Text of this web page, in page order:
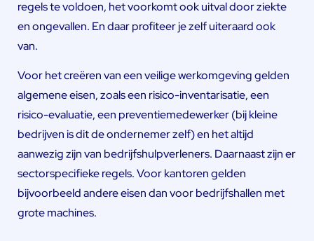
regels te voldoen, het voorkomt ook uitval door ziekte
en ongevallen. En daar profiteer je zelf uiteraard ook
van.
Voor het creëren van een veilige werkomgeving gelden
algemene eisen, zoals een risico-inventarisatie, een
risico-evaluatie, een preventiemedewerker (bij kleine
bedrijven is dit de ondernemer zelf) en het altijd
aanwezig zijn van bedrijfshulpverleners. Daarnaast zijn er
sectorspecifieke regels. Voor kantoren gelden
bijvoorbeeld andere eisen dan voor bedrijfshallen met
grote machines.